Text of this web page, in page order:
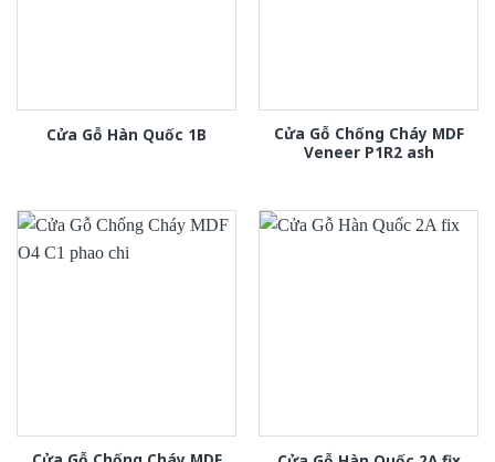
Cửa Gỗ Hàn Quốc 1B
Cửa Gỗ Chống Cháy MDF
Veneer P1R2 ash